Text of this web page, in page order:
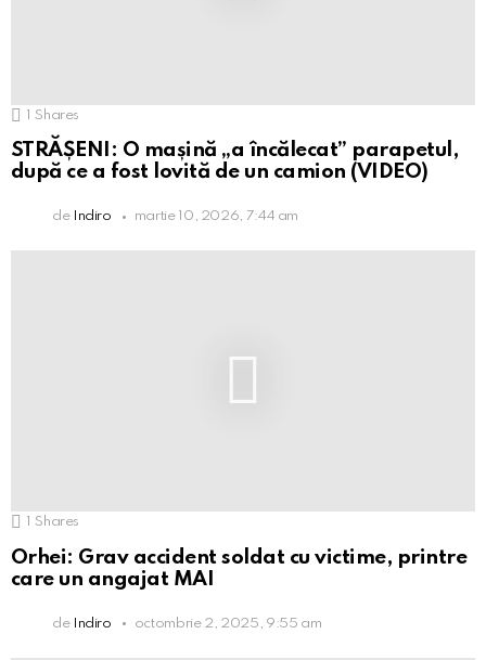
1 Shares
STRĂȘENI: O mașină „a încălecat” parapetul,
după ce a fost lovită de un camion (VIDEO)
de Indiro martie 10, 2026, 7:44 am
Shares
Orhei: Grav accident soldat cu victime, printre
care un angajat MAI
de Indiro octombrie 2, 2025, 9:55 am